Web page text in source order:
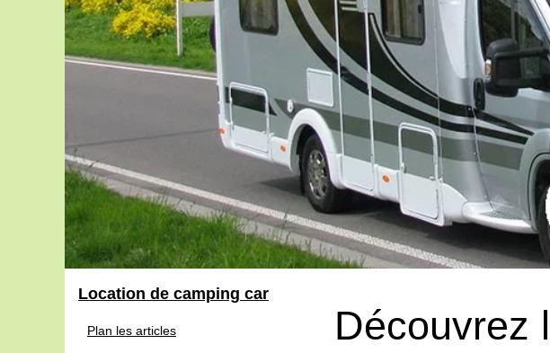
Découvrez
Location de camping car
Plan les articles